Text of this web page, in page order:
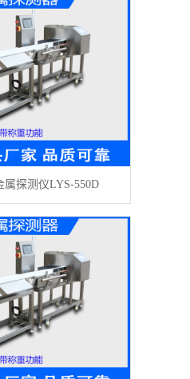
属探测仪LYS-550D